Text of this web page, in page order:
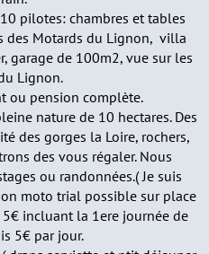
pilotes: chambres et tables
des Motards du Lignon, villa
garage de 100m2, vue sur les
Lignon.
ou pension complète.
nature de 10 hectares. Des
des gorges la Loire, rochers,
des vous régaler. Nous
ou randonnées.( Je suis
moto trial possible sur place
incluant la 1ere journée de
5€ par jour.